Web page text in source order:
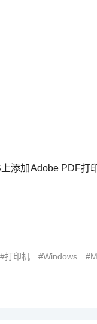
添加Adobe PDF打
打印机 Windows